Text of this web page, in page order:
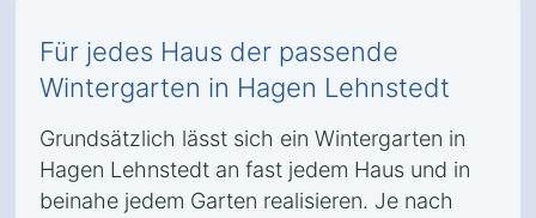
Für jedes Haus der passende
Wintergarten in Hagen Lehnstedt
Grundsätzlich lässt sich ein Wintergarten in
Hagen Lehnstedt an fast jedem Haus und in
beinahe jedem Garten realisieren. Je nach